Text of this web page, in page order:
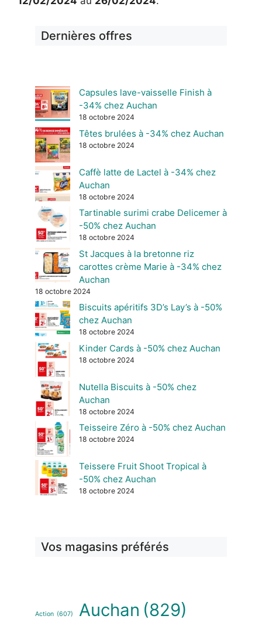
Dernières offres
Capsules lave-vaisselle Finish à
-34% chez Auchan
18 octobre 2024
Têtes brulées à -34% chez Auchan
18 octobre 2024
Caffè latte de Lactel à -34% chez
Auchan
18 octobre 2024
Tartinable surimi crabe Delicemer à
-50% chez Auchan
18 octobre 2024
St Jacques à la bretonne riz
carottes crème Marie à -34% chez
Auchan
18 octobre 2024
Biscuits apéritifs 3D’s Lay’s à -50%
chez Auchan
18 octobre 2024
Kinder Cards à -50% chez Auchan
18 octobre 2024
Nutella Biscuits à -50% chez
Auchan
18 octobre 2024
Teisseire Zéro à -50% chez Auchan
18 octobre 2024
Teissere Fruit Shoot Tropical à
-50% chez Auchan
18 octobre 2024
Vos magasins préférés
Action (607) Auchan (829)